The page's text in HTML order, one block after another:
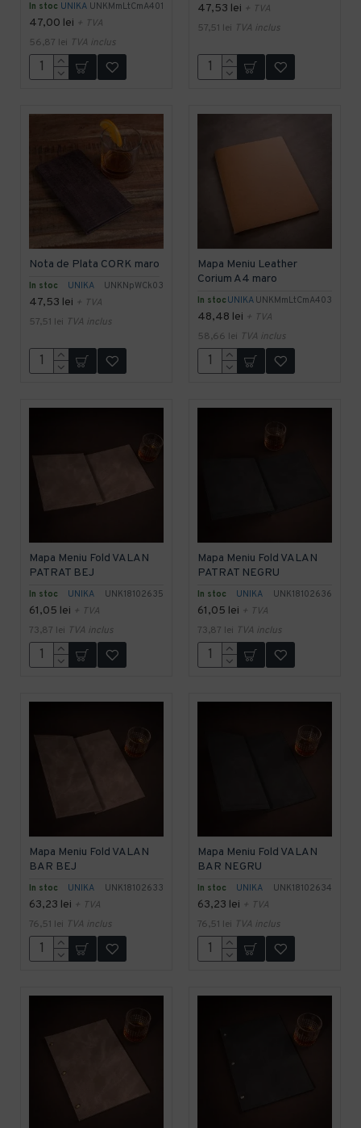
In stoc UNIKA UNKMmLtCmA401
47,00 lei + TVA
56,87 lei TVA inclus
47,53 lei + TVA
57,51 lei TVA inclus
In stoc UNIKA UNKNpWCk03
Nota de Plata CORK maro
47,53 lei + TVA
57,51 lei TVA inclus
In stoc UNIKA UNKMmLtCmA403
Mapa Meniu Leather
Corium A4 maro
48,48 lei + TVA
58,66 lei TVA inclus
In stoc UNIKA UNK18102635
Mapa Meniu Fold VALAN
PATRAT BEJ
61,05 lei + TVA
73,87 lei TVA inclus
In stoc UNIKA UNK18102636
Mapa Meniu Fold VALAN
PATRAT NEGRU
61,05 lei + TVA
73,87 lei TVA inclus
In stoc UNIKA UNK18102633
Mapa Meniu Fold VALAN
BAR BEJ
63,23 lei + TVA
76,51 lei TVA inclus
In stoc UNIKA UNK18102634
Mapa Meniu Fold VALAN
BAR NEGRU
63,23 lei + TVA
76,51 lei TVA inclus